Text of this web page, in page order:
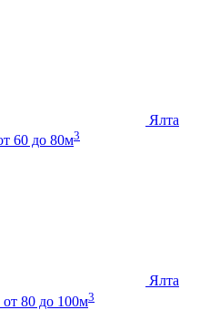
Ялта
60 до 80м3
Ялта
80 до 100м3